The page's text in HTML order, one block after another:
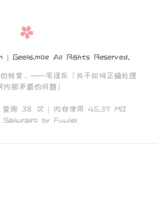
| Geeks.moe All Rights Reserved.
转变。——毛泽东「关于如何正确处理
内部矛盾的问题」
查询 38 次 | 内存使用 45.39 MB
Sakurairo by Fuukei